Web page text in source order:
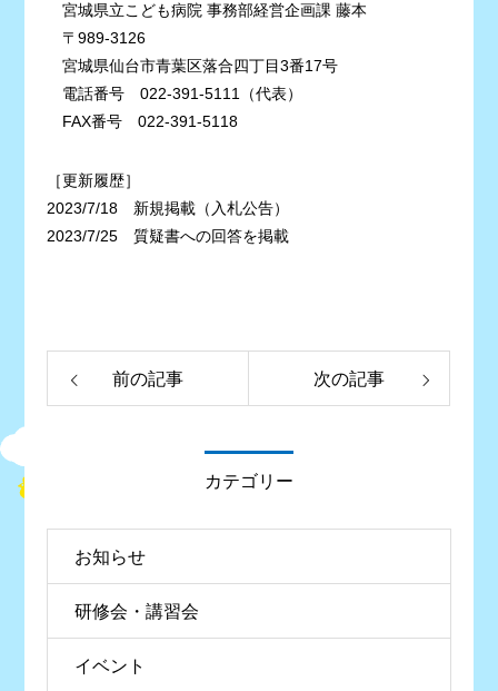
宮城県立こども病院 事務部経営企画課 藤本
〒989-3126
宮城県仙台市青葉区落合四丁目3番17号
電話番号 022-391-5111（代表）
FAX番号 022-391-5118
［更新履歴］
2023/7/18 新規掲載（入札公告）
2023/7/25 質疑書への回答を掲載
前の記事 次の記事
カテゴリー
お知らせ
研修会・講習会
イベント